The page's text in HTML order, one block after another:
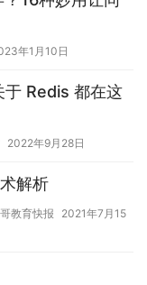
年1月10日
于 Redis 都在这
2022年9月28日
解析
教育快报
2021年7月15